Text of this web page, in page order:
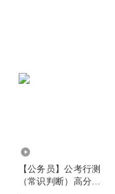
【公务员】公考行测
（常识判断）高分模